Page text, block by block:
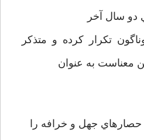
دو سال آخر
تكرار كرده و متذكر
معناست به عنوان
حصارهاي جهل و خرافه را